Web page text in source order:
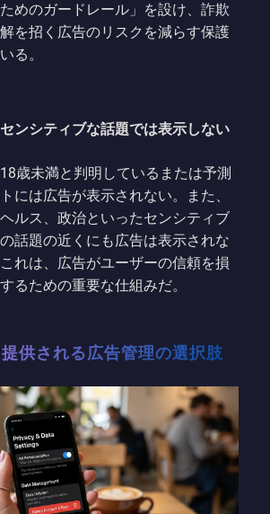
めのガードレール」を設け、詐欺
を招く広告のリスクを減らす保護
る。
ンシティブな話題では表示しない
歳未満と判明しているまたは予測
には広告が表示されない。また、
ルス、政治といったセンシティブ
話題の近くにも広告は表示されな
れは、広告がユーザーの信頼を損
るための重要な仕組みだ。
供される広告管理の選択肢